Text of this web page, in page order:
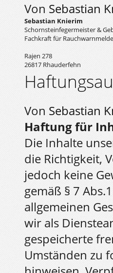
Von Sebastian
Sebastian Knierim
Schornsteinfegermeister &
Fachkraft für
Rajen 278
26817 Rhauderfehn
Von Sebastian
Haftung für
Die Inhalte
die Richtigkeit,
jedoch keine
gemäß § 7
allgemeinen
wir als
gespeicherte
Umständen zu